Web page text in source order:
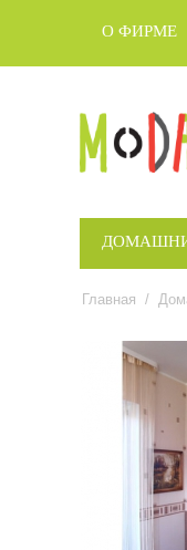
О ФИРМЕ
Главная /